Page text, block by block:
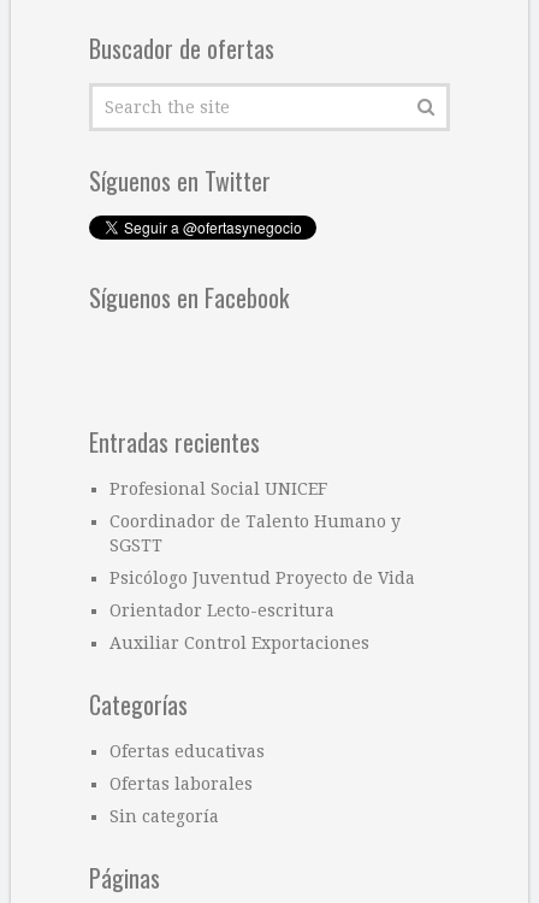
Buscador de ofertas
Síguenos en Twitter
Síguenos en Facebook
Entradas recientes
Profesional Social UNICEF
Coordinador de Talento Humano y
SGSTT
Psicólogo Juventud Proyecto de Vida
Orientador Lecto-escritura
Auxiliar Control Exportaciones
Categorías
Ofertas educativas
Ofertas laborales
Sin categoría
Páginas